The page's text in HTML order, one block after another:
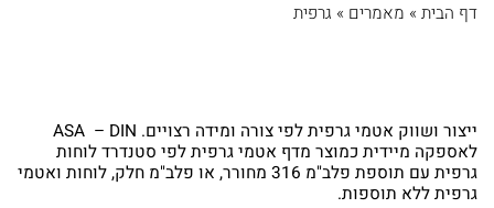
דף הבית » מאמרים » גרפית
ייצור ושווק אטמי גרפית לפי צורה ומידה רצויים. ASA – DIN
לאספקה מיידית כמוצר מדף אטמי גרפית לפי סטנדרד לוחות
גרפית עם תוספת פלב"מ 316 מחורר, או פלב"מ חלק, לוחות ואטמי
גרפית ללא תוספות.